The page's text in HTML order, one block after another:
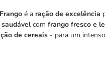
é a ração de excelência
comfrango fresco e
de cereais - para um